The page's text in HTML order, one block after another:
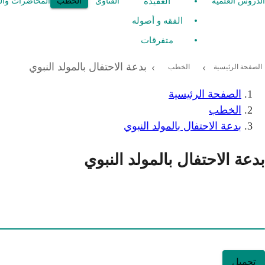
الفقه و أصوله
متفرقات
الصفحة الرئيسية › الخطب › بدعة الاحتفال بالمولد النبوي
الصفحة الرئيسية
الخطب
بدعة الاحتفال بالمولد النبوي
بدعة الاحتفال بالمولد النبوي
تحميل